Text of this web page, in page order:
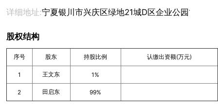
详细地址:宁夏银川市兴庆区绿地21城D区企业公园1号楼
股权结构
序号 股东 持股比例 认缴出资额(万元)
1 王文东 1%
2 田启东 99%